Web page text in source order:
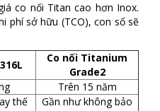
co nối Titan cao hơn Inox.
phí sở hữu (TCO), con số sẽ
Co nối Titanium
Grade2
Trên 15 năm
thế
Gần như không bảo